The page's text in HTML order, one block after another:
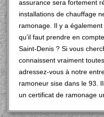
assurance sera fortement
installations de chauffage
ramonage. Il y a
qu’il faut prendre en
Saint-Denis ? Si vous
connaissent vraiment
adressez-vous à notre
ramoneur sise dans le 93.
un certificat de ramonage